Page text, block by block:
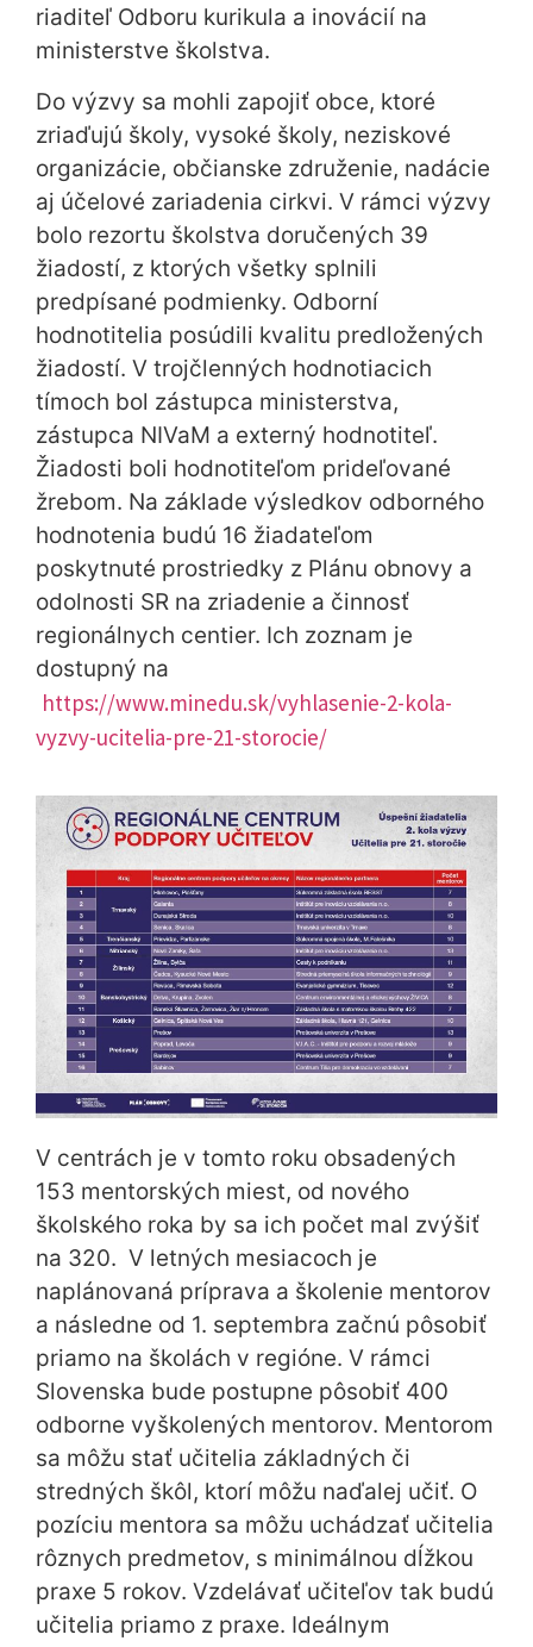
riaditeľ Odboru kurikula a inovácií na
ministerstve školstva.
Do výzvy sa mohli zapojiť obce, ktoré
zriaďujú školy, vysoké školy, neziskové
organizácie, občianske združenie, nadácie
aj účelové zariadenia cirkvi. V rámci výzvy
bolo rezortu školstva doručených 39
žiadostí, z ktorých všetky splnili
predpísané podmienky. Odborní
hodnotitelia posúdili kvalitu predložených
žiadostí. V trojčlenných hodnotiacich
tímoch bol zástupca ministerstva,
zástupca NIVaM a externý hodnotiteľ.
Žiadosti boli hodnotiteľom prideľované
žrebom. Na základe výsledkov odborného
hodnotenia budú 16 žiadateľom
poskytnuté prostriedky z Plánu obnovy a
odolnosti SR na zriadenie a činnosť
regionálnych centier. Ich zoznam je
dostupný na
https://www.minedu.sk/vyhlasenie-2-kola-
vyzvy-ucitelia-pre-21-storocie/
V centrách je v tomto roku obsadených
153 mentorských miest, od nového
školského roka by sa ich počet mal zvýšiť
na 320. V letných mesiacoch je
naplánovaná príprava a školenie mentorov
a následne od 1. septembra začnú pôsobiť
priamo na školách v regióne. V rámci
Slovenska bude postupne pôsobiť 400
odborne vyškolených mentorov. Mentorom
sa môžu stať učitelia základných či
stredných škôl, ktorí môžu naďalej učiť. O
pozíciu mentora sa môžu uchádzať učitelia
rôznych predmetov, s minimálnou dĺžkou
praxe 5 rokov. Vzdelávať učiteľov tak budú
učitelia priamo z praxe. Ideálnym